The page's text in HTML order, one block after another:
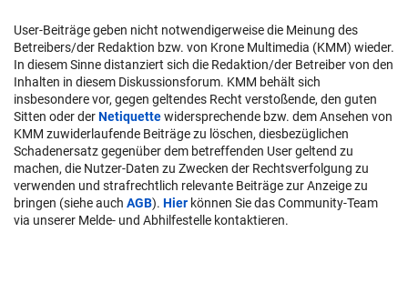
User-Beiträge geben nicht notwendigerweise die Meinung des
Betreibers/der Redaktion bzw. von Krone Multimedia (KMM) wieder.
In diesem Sinne distanziert sich die Redaktion/der Betreiber von den
Inhalten in diesem Diskussionsforum. KMM behält sich
insbesondere vor, gegen geltendes Recht verstoßende, den guten
Sitten oder derNetiquettewidersprechende bzw. dem Ansehen von
KMM zuwiderlaufende Beiträge zu löschen, diesbezüglichen
Schadenersatz gegenüber dem betreffenden User geltend zu
machen, die Nutzer-Daten zu Zwecken der Rechtsverfolgung zu
verwenden und strafrechtlich relevante Beiträge zur Anzeige zu
bringen (siehe auch AGB). Hier können Sie das Community-Team
via unserer Melde- und Abhilfestelle kontaktieren.